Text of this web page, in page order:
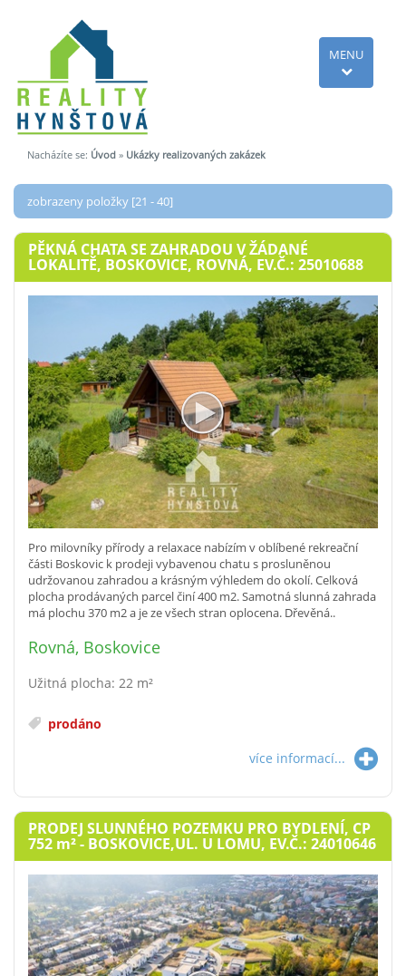
MENU
Nacházíte se: Úvod » Ukázky realizovaných zakázek
zobrazeny položky [21 - 40]
PĚKNÁ CHATA SE ZAHRADOU V ŽÁDANÉ
LOKALITĚ, BOSKOVICE, ROVNÁ, EV.Č.: 25010688
Pro milovníky přírody a relaxace nabízím v oblíbené rekreační
části Boskovic k prodeji vybavenou chatu s prosluněnou
udržovanou zahradou a krásným výhledem do okolí. Celková
plocha prodávaných parcel činí 400 m2. Samotná slunná zahrada
má plochu 370 m2 a je ze všech stran oplocena. Dřevěná..
Rovná, Boskovice
Užitná plocha: 22 m²
prodáno
více informací...
PRODEJ SLUNNÉHO POZEMKU PRO BYDLENÍ, CP
752 m²- BOSKOVICE,UL. U LOMU, EV.Č.: 24010646